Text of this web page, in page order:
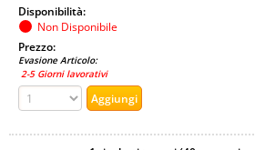
Disponibilità:
Non Disponibile
Prezzo:
Evasione Articolo:
2-5 Giorni lavorativi